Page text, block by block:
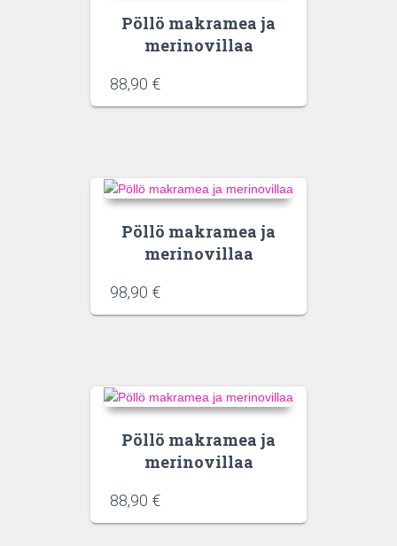
Pöllö makramea ja
merinovillaa
88,90 €
Pöllö makramea ja
merinovillaa
98,90 €
Pöllö makramea ja
merinovillaa
88,90 €